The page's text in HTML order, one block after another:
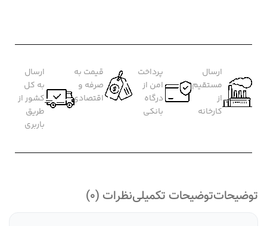
ارسال
مستقیم
از
کارخانه
پرداخت
امن از
درگاه
بانکی
قیمت به
صرفه و
اقتصادی
ارسال
به کل
کشور از
طریق
باربری
توضیحاتتوضیحات تکمیلینظرات (0)